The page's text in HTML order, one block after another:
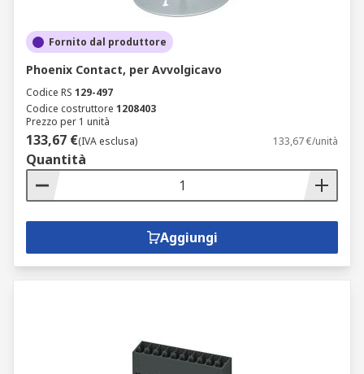
Fornito dal produttore
Phoenix Contact, per Avvolgicavo
Codice RS 129-497
Codice costruttore 1208403
Prezzo per 1 unità
133,67 €(IVA esclusa) 133,67 €/unità
Quantità
Aggiungi